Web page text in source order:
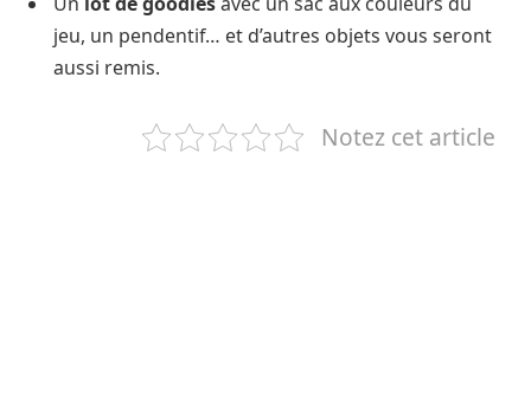
jeu, un pendentif… et d’autres objets vous seront
aussi remis.
Notez cet article